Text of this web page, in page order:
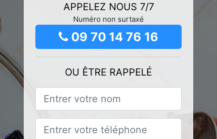
APPELEZ NOUS 7/7
Numéro non surtaxé
09 70 14 76 16
OU ÊTRE RAPPELÉ